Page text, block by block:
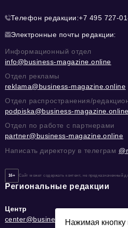
Телефон редакции:+7 495 727-
Электронные почты редакции:
Информационный отдел
info@business-magazine.online
Отдел рекламы
reklama@business-magazine.online
Отдел распространения/
podpiska@business-magazine.online
Отдел по работе с партнерами
partner@business-magazine.online
Написать директору в телеграм
16+ Сайт может содержать контент, не предназначенный
Региональные редакции
Центр
center@business-magazine.online
Нажимая кнопку